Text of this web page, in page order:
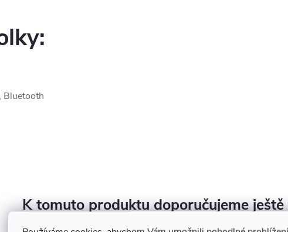
Bluetooth
K tomuto produktu doporučujeme